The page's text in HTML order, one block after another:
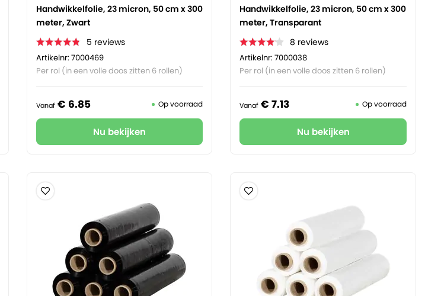
Handwikkelfolie, 23 micron, 50 cm x 300
meter, Zwart
5 reviews
Artikelnr: 7000469
Per rol (in een volle doos zitten 6 rollen)
Vanaf € 6.85 Op voorraad
Nu bekijken
Handwikkelfolie, 23 micron, 50 cm x 300
meter, Transparant
8 reviews
Artikelnr: 7000038
Per rol (in een volle doos zitten 6 rollen)
Vanaf € 7.13 Op voorraad
Nu bekijken